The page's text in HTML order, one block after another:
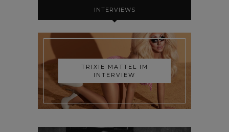
INTERVIEWS
TRIXIE MATTEL IM
INTERVIEW